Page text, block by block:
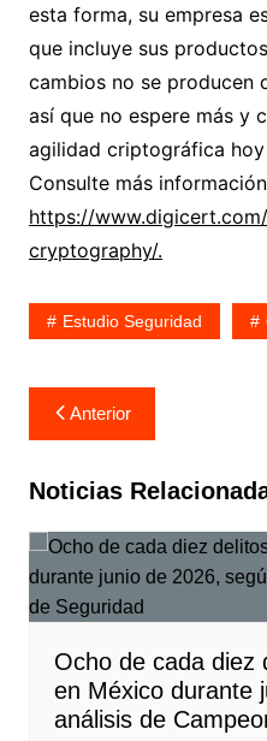
esta forma, su empresa
que incluye sus
cambios no se producen
así que no espere más y
agilidad criptográfica hoy
Consulte más
https://
cryptography/.
Estudio Seguridad
Navegación
de
entradas
Anterior
Noticias
Ocho de cada diez
en México durante
análisis de